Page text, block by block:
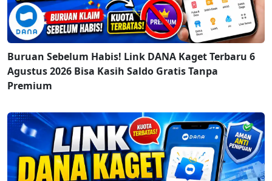
Buruan Sebelum Habis! Link DANA Kaget Terbaru 6
Agustus 2026 Bisa Kasih Saldo Gratis Tanpa
Premium